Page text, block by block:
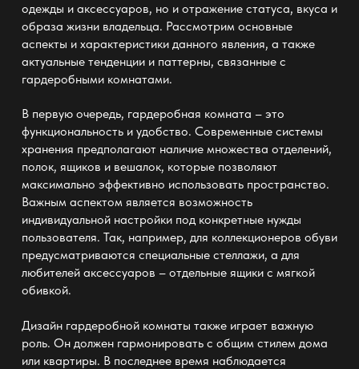
одежды и аксессуаров, но и отражение статуса, вкуса и
образа жизни владельца. Рассмотрим основные
аспекты и характеристики данного явления, а также
актуальные тенденции и паттерны, связанные с
гардеробнымикомнатами.
В первую очередь, гардеробная комната – это
функциональность и удобство. Современные системы
хранения предполагают наличие множества отделений,
полок, ящиков и вешалок, которые позволяют
максимально эффективно использовать пространство.
Важным аспектом является возможность
индивидуальной настройкипод конкретные нужды
пользователя. Так, например, для коллекционеров обуви
предусматриваются специальные стеллажи, а для
любителей аксессуаров – отдельные ящики с мягкой
обивкой.
Дизайн гардеробнойкомнаты также играет важную
роль. Он должен гармонировать с общим стилем дома
или квартиры. В последнее время наблюдается